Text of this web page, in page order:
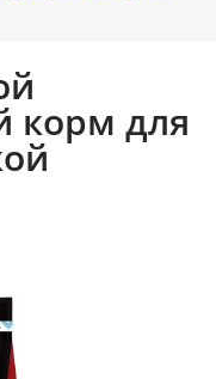
корм для